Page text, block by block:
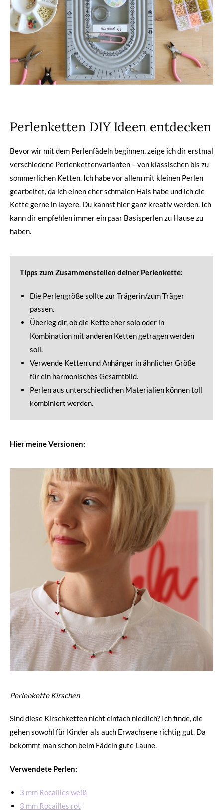
Perlenketten DIY Ideen entdecken
Bevor wir mit dem Perlenfädeln beginnen, zeige ich dir erstmal
verschiedene Perlenkettenvarianten – von klassischen bis zu
sommerlichen Ketten. Ich habe vor allem mit kleinen Perlen
gearbeitet, da ich einen eher schmalen Hals habe und ich die
Kette gerne in layere. Du kannst hier ganz kreativ werden. Ich
kann dir empfehlen immer ein paar Basisperlen zu Hause zu
haben.
Tipps zum Zusammenstellen deiner Perlenkette:
Die Perlengröße sollte zur Trägerin/zum Träger
passen.
Überleg dir, ob die Kette eher solo oder in
Kombination mit anderen Ketten getragen werden
soll.
Verwende Ketten und Anhänger in ähnlicher Größe
für ein harmonisches Gesamtbild.
Perlen aus unterschiedlichen Materialien können toll
kombiniert werden.
Hier meine Versionen:
Perlenkette Kirschen
Sind diese Kirschketten nicht einfach niedlich? Ich finde, die
gehen sowohl für Kinder als auch Erwachsene richtig gut. Da
bekommt man schon beim Fädeln gute Laune.
Verwendete Perlen:
3 mm Rocailles weiß
3 mm Rocailles rot